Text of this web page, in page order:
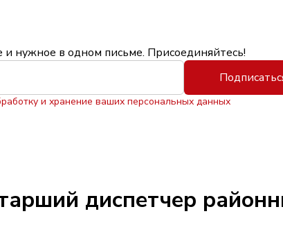
нужное в одном письме. Присоединяйтесь!
и хранение ваших персональных данных
диспетчер